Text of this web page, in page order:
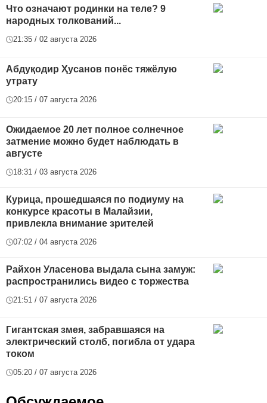
Что означают родинки на теле? 9
народных толкований...
21:35 / 02 августа 2026
Абдуқодир Ҳусанов понёс тяжёлую
утрату
20:15 / 07 августа 2026
Ожидаемое 20 лет полное солнечное
затмение можно будет наблюдать в
августе
18:31 / 03 августа 2026
Курица, прошедшаяся по подиуму на
конкурсе красоты в Малайзии,
привлекла внимание зрителей
07:02 / 04 августа 2026
Райхон Уласенова выдала сына замуж:
распространились видео с торжества
21:51 / 07 августа 2026
Гигантская змея, забравшаяся на
электрический столб, погибла от удара
током
05:20 / 07 августа 2026